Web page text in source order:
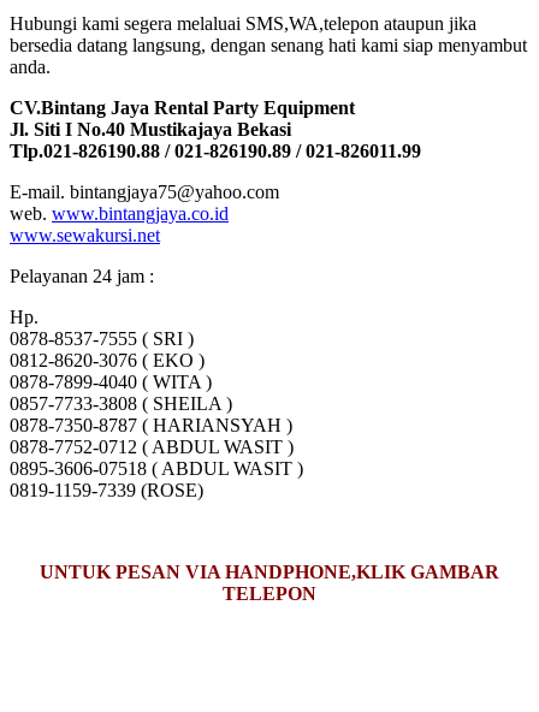
Hubungi kami segera melaluai SMS,WA,telepon ataupun jika
bersedia datang langsung, dengan senang hati kami siap menyambut
anda.
CV.Bintang Jaya Rental Party Equipment
Jl. Siti I No.40 Mustikajaya Bekasi
Tlp.021-826190.88 / 021-826190.89 / 021-826011.99
E-mail. bintangjaya75@yahoo.com
web. www.bintangjaya.co.id
www.sewakursi.net
Pelayanan 24 jam :
Hp.
0878-8537-7555 ( SRI )
0812-8620-3076 ( EKO )
0878-7899-4040 ( WITA )
0857-7733-3808 ( SHEILA )
0878-7350-8787 ( HARIANSYAH )
0878-7752-0712 ( ABDUL WASIT )
0895-3606-07518 ( ABDUL WASIT )
0819-1159-7339 (ROSE)
UNTUK PESAN VIA HANDPHONE,KLIK GAMBAR
TELEPON